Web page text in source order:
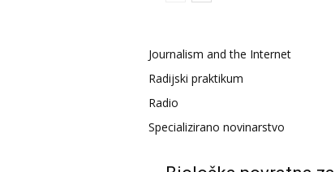
Journalism and the Internet
Radijski praktikum
Radio
Specializirano novinarstvo